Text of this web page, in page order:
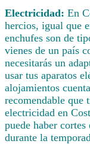
Electricidad: En
hercios, igual que
enchufes son de
vienes de un país
necesitarás un
usar tus aparatos
alojamientos
recomendable que
electricidad en
puede haber
durante la